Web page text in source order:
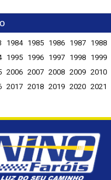
1984 1985 1986 1987 1988
1995 1996 1997 1998 1999
2006 2007 2008 2009 2010
2017 2018 2019 2020 2021